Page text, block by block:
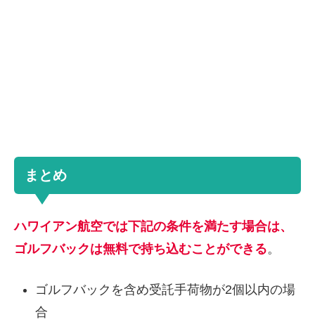
まとめ
ハワイアン航空では下記の条件を満たす場合は、
ゴルフバックは無料で持ち込むことができる。
ゴルフバックを含め受託手荷物が2個以内の場
合